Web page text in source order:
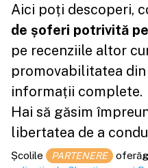
Aici poți descoperi,
de șoferi potrivită
pe recenziile altor
promovabilitatea
informații complete.
Hai să găsim
libertatea de a
Școlile PARTENERE oferă